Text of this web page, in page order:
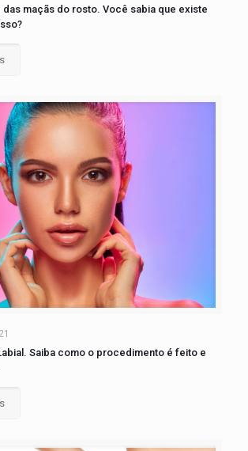
das maçãs do rosto. Você sabia que existe
Saiba como o procedimento é feito e